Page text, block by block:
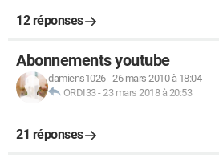
12 réponses
Abonnements youtube
damiens1026-26 mars 2010 à 18:04
ORDI33-23 mars 2018 à 20:53
21 réponses